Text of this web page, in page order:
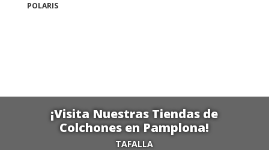
POLARIS
¡Visita Nuestras Tiendas de
Colchones en Pamplona!
TAFALLA